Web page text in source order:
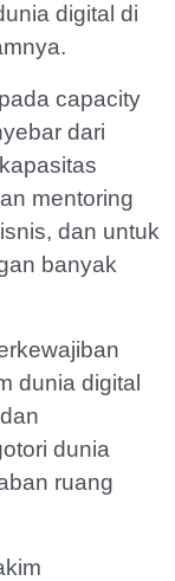
digital di
capacity
dari
mentoring
dan untuk
banyak
dunia digital
dunia
ruang